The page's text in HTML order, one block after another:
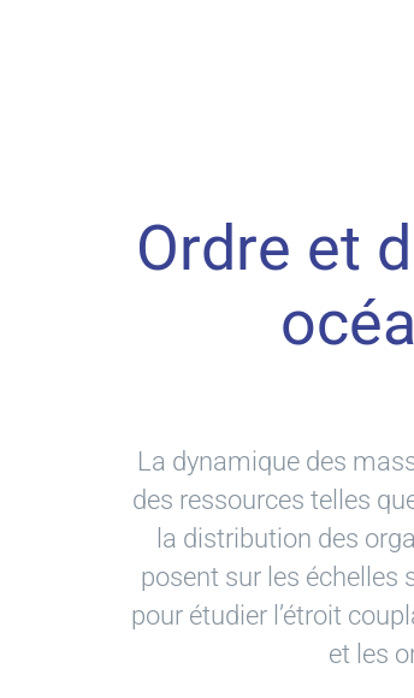
Ordre et
La dynamique des
des ressources telles
la distribution des
posent sur les échelles
pour étudier l’étroit
et les